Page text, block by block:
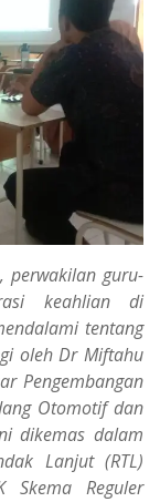
perwakilan guru-
keahlian di
tentang
oleh Dr Miftahu
Pengembangan
Otomotif dan
dikemas dalam
Lanjut (RTL)
Skema Reguler